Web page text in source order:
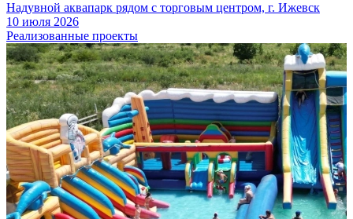
Надувной аквапарк рядом с торговым центром, г. Ижевск
10 июля 2026
Реализованные проекты